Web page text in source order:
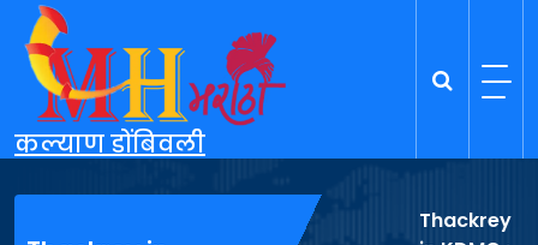
content
कल्याण डोंबिवली
Thackrey